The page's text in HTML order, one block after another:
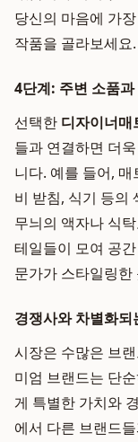
당신의 마음에 가
작품을 골라보세요.
4단계: 주변 소품
선택한 디자이너매
들과 연결하면 더
니다. 예를 들어,
비 받침, 식기 등의
무늬의 액자나 식
테일들이 모여 공
문가가 스타일링
경쟁사와 차별화
시장은 수많은 브
미엄 브랜드는 단
게 특별한 가치와
에서 다른 브랜드